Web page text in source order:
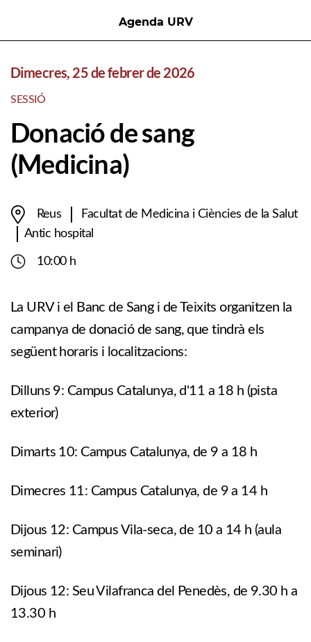
Agenda URV
Dimecres, 25 de febrer de 2026
SESSIÓ
Donació de sang
(Medicina)
Reus
Facultat de Medicina i Ciències de la Salut
Antic hospital
10:00 h
La URV i el Banc de Sang i de Teixits organitzen la
campanya de donació de sang, que tindrà els
següent horaris i localitzacions:
Dilluns 9: Campus Catalunya, d'11 a 18 h (pista
exterior)
Dimarts 10: Campus Catalunya, de 9 a 18 h
Dimecres 11: Campus Catalunya, de 9 a 14 h
Dijous 12: Campus Vila-seca, de 10 a 14 h (aula
seminari)
Dijous 12: Seu Vilafranca del Penedès, de 9.30 h a
13.30 h